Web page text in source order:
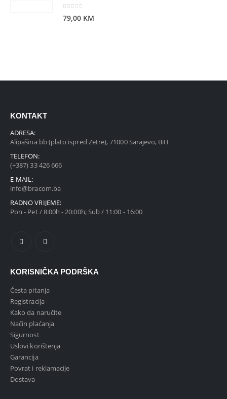
0out of 5
79,00 KM
KONTAKT
ADRESA:
Alipašina bb (plato ispred Zetre), 71000 Sarajevo, BiH
TELEFON:
(+387) 33 426 666
E-MAIL:
info@bracom.ba
RADNO VRIJEME:
Pon - Pet / 8:00h - 20:00h; Sub / 11:00 - 16:00
KORISNIČKA PODRŠKA
Česta pitanja
Registracija
Kako da naručite
Način plaćanja
Sigurnost
Uslovi korištenja
Garancija
Povrat i reklamacije
Dostava